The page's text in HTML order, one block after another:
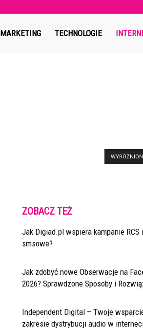
MARKETING TECHNOLOGIE
ZOBACZ TEŻ
Jak Digiad.pl wspiera kampanie RCS
smsowe?
Jak zdobyć nowe Obserwacje na
2026? Sprawdzone Sposoby i
Independent Digital – Twoje
zakresie dystrybucji audio w